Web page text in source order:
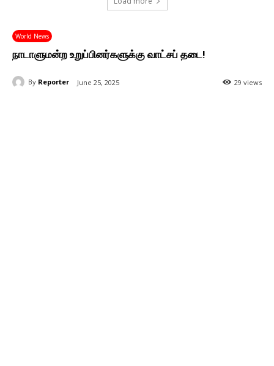
World News
நாடாளுமன்ற உறுப்பினர்களுக்கு வாட்சப் தடை!
29 views
By Reporter June 25, 2025